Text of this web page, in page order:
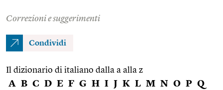
Correzioni e suggerimenti
Condividi
Il dizionario di italiano dalla a alla z
A B C D E F G H I J K L M N O P Q